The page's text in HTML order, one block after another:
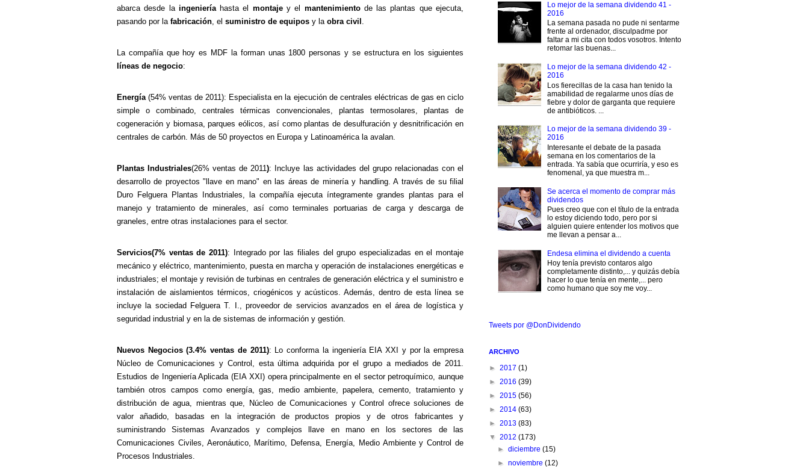
abarca desde la ingenieríahasta el montajey el mantenimientode las plantas que ejecuta,
pasando por la fabricación , el suministro de equipos y la obra civil
La compañía que hoy es MDF la forman unas 1800 personas y se estructura en los siguientes
líneas de negocio:
Energía (54% ventas de 2011): Especialista en la ejecución de centrales eléctricas de gas en ciclo
simple o combinado, centrales térmicas convencionales, plantas termosolares, plantas de
cogeneración y biomasa, parques eólicos, así como plantas de desulfuración y desnitrificación en
centrales de carbón. Más de 50 proyectos en Europa y Latinoamérica la avalan.
Plantas Industriales(26% ventas de 2011): Incluye las actividades del grupo relacionadas con el
desarrollo de proyectos "llave en mano" en las áreas de minería y handling. A través de su filial
Duro Felguera Plantas Industriales, la compañía ejecuta íntegramente grandes plantas para el
manejo y tratamiento de minerales, así como terminales portuarias de carga y descarga de
graneles, entre otras instalaciones para el sector.
Servicios(7% ventas de 2011): Integrado por las filiales del grupo especializadas en el montaje
mecánico y eléctrico, mantenimiento, puesta en marcha y operación de instalaciones energéticas e
industriales; el montaje y revisión de turbinas en centrales de generación eléctrica y el suministro e
instalación de aislamientos térmicos, criogénicos y acústicos. Además, dentro de esta línea se
incluye la sociedad Felguera T. I., proveedor de servicios avanzados en el área de logística y
seguridad industrial y en la de sistemas de información y gestión.
Nuevos Negocios(3.4% ventas de 2011): Lo conforma la ingeniería EIA XXI y por la empresa
Núcleo de Comunicaciones y Control, esta última adquirida por el grupo a mediados de 2011.
Estudios de Ingeniería Aplicada (EIA XXI) opera principalmente en el sector petroquímico, aunque
también otros campos como energía, gas, medio ambiente, papelera, cemento, tratamiento y
distribución de agua, mientras que, Núcleo de Comunicaciones y Control ofrece soluciones de
valor añadido, basadas en la integración de productos propios y de otros fabricantes y
suministrando Sistemas Avanzados y complejos llave en mano en los sectores de las
Comunicaciones Civiles, Aeronáutico, Marítimo, Defensa, Energía, Medio Ambiente y Control de
Procesos Industriales.
Lo mejor de la semana dividendo 41 -
2016
La semana pasada no pude ni sentarme
frente al ordenador, disculpadme por
faltar a mi cita con todos vosotros. Intento
retomar las buenas...
Lo mejor de la semana dividendo 42 -
2016
Los fierecillas de la casa han tenido la
amabilidad de regalarme unos días de
fiebre y dolor de garganta que requiere
de antibióticos. ...
Lo mejor de la semana dividendo 39 -
2016
Interesante el debate de la pasada
semana en los comentarios de la
entrada. Ya sabía que ocurriría, y eso es
fenomenal, ya que muestra m...
Se acerca el momento de comprar más
dividendos
Pues creo que con el título de la entrada
lo estoy diciendo todo, pero por si
alguien quiere entender los motivos que
me llevan a pensar a...
Endesa elimina el dividendo a cuenta
Hoy tenía previsto contaros algo
completamente distinto,... y quizás debía
hacer lo que tenía en mente,... pero
como humano que soy me voy...
Tweets por @DonDividendo
ARCHIVO
► 2017 (1)
► 2016 (39)
► 2015 (56)
► 2014 (63)
► 2013 (83)
▼ 2012 (173)
►diciembre(15)
►noviembre(12)